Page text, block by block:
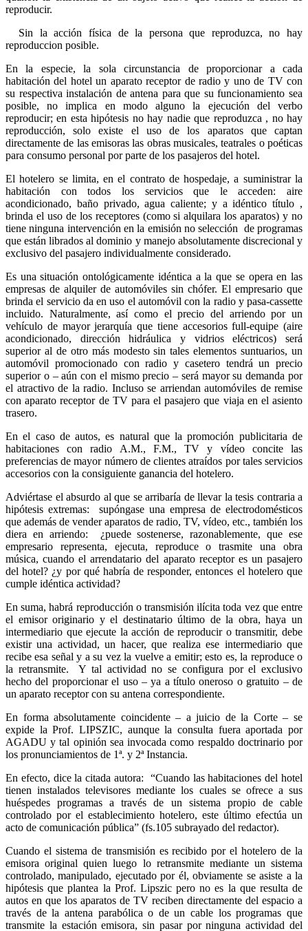
reproducir.
Sin la acción física de la persona que reproduzca, no hay
reproduccion posible.
En la especie, la sola circunstancia de proporcionar a cada
habitación del hotel un aparato receptor de radio y uno de TV con
su respectiva instalación de antena para que su funcionamiento sea
posible, no implica en modo alguno la ejecución del verbo
reproducir; en esta hipótesis no hay nadie que reproduzca , no hay
reproducción, solo existe el uso de los aparatos que captan
directamente de las emisoras las obras musicales, teatrales o poéticas
para consumo personal por parte de los pasajeros del hotel.
El hotelero se limita, en el contrato de hospedaje, a suministrar la
habitación con todos los servicios que le acceden: aire
acondicionado, baño privado, agua caliente; y a idéntico título ,
brinda el uso de los receptores (como si alquilara los aparatos) y no
tiene ninguna intervención en la emisión no selección de programas
que están librados al dominio y manejo absolutamente discrecional y
exclusivo del pasajero individualmente considerado.
Es una situación ontológicamente idéntica a la que se opera en las
empresas de alquiler de automóviles sin chófer. El empresario que
brinda el servicio da en uso el automóvil con la radio y pasa-cassette
incluido. Naturalmente, así como el precio del arriendo por un
vehículo de mayor jerarquía que tiene accesorios full-equipe (aire
acondicionado, dirección hidráulica y vidrios eléctricos) será
superior al de otro más modesto sin tales elementos suntuarios, un
automóvil promocionado con radio y casetero tendrá un precio
superior o – aún con el mismo precio – será mayor su demanda por
el atractivo de la radio. Incluso se arriendan automóviles de remise
con aparato receptor de TV para el pasajero que viaja en el asiento
trasero.
En el caso de autos, es natural que la promoción publicitaria de
habitaciones con radio A.M., F.M., TV y vídeo concite las
preferencias de mayor número de clientes atraídos por tales servicios
accesorios con la consiguiente ganancia del hotelero.
Adviértase el absurdo al que se arribaría de llevar la tesis contraria a
hipótesis extremas: supóngase una empresa de electrodomésticos
que además de vender aparatos de radio, TV, vídeo, etc., también los
diera en arriendo: ¿puede sostenerse, razonablemente, que ese
empresario representa, ejecuta, reproduce o trasmite una obra
música, cuando el arrendatario del aparato receptor es un pasajero
del hotel? ¿y por qué habría de responder, entonces el hotelero que
cumple idéntica actividad?
En suma, habrá reproducción o transmisión ilícita toda vez que entre
el emisor originario y el destinatario último de la obra, haya un
intermediario que ejecute la acción de reproducir o transmitir, debe
existir una actividad, un hacer, que realiza ese intermediario que
recibe esa señal y a su vez la vuelve a emitir; esto es, la reproduce o
la retransmite. Y tal actividad no se configura por el exclusivo
hecho del proporcionar el uso – ya a título oneroso o gratuito – de
un aparato receptor con su antena correspondiente.
En forma absolutamente coincidente – a juicio de la Corte – se
expide la Prof. LIPSZIC, aunque la consulta fuera aportada por
AGADU y tal opinión sea invocada como respaldo doctrinario por
los pronunciamientos de 1ª. y 2ª Instancia.
En efecto, dice la citada autora: “Cuando las habitaciones del hotel
tienen instalados televisores mediante los cuales se ofrece a sus
huéspedes programas a través de un sistema propio de cable
controlado por el establecimiento hotelero, este último efectúa un
acto de comunicación pública” (fs.105 subrayado del redactor).
Cuando el sistema de transmisión es recibido por el hotelero de la
emisora original quien luego lo retransmite mediante un sistema
controlado, manipulado, ejecutado por él, obviamente se asiste a la
hipótesis que plantea la Prof. Lipszic pero no es la que resulta de
autos en que los aparatos de TV reciben directamente del espacio a
través de la antena parabólica o de un cable los programas que
transmite la estación emisora, sin pasar por ninguna actividad del